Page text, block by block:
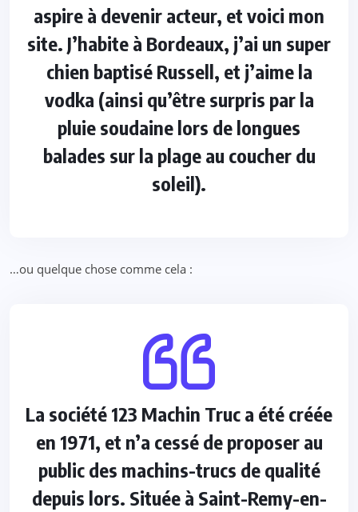
aspire à devenir acteur, et voici mon
site. J’habite à Bordeaux, j’ai un super
chien baptisé Russell, et j’aime la
vodka (ainsi qu’être surpris par la
pluie soudaine lors de longues
balades sur la plage au coucher du
soleil).
…ou quelque chose comme cela :
La société 123 Machin Truc a été créée
en 1971, et n’a cessé de proposer au
public des machins-trucs de qualité
depuis lors. Située à Saint-Remy-en-